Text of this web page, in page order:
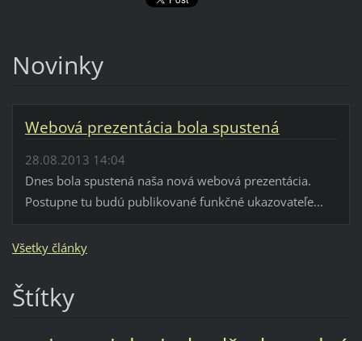
Novinky
Webová prezentácia bola spustená
28.08.2013 14:04
Dnes bola spustená naša nová webová prezentácia.
Postupne tu budú publikované funkčné ukazovateľe...
Všetky články
Štítky